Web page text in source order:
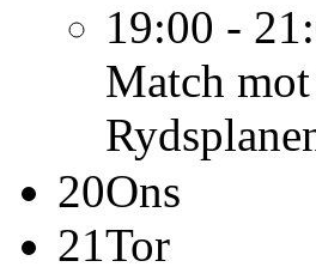
19:00 -
Match
20Ons
21Tor